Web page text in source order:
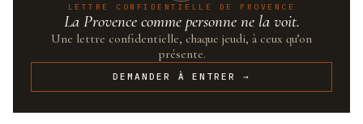
LETTRE CONFIDENTIELLE DE PROVENCE
La Provence comme personne ne la voit.
Une lettre confidentielle, chaque jeudi, à ceux qu’on
présente.
DEMANDER À ENTRER →